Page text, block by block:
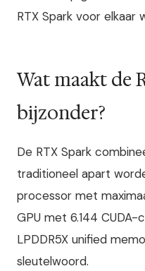
RTX Spark voor elkaar
Wat maakt de
bijzonder?
De RTX Spark
traditioneel apart
processor met
GPU met 6.144 CUDA-
LPDDR5X unified
sleutelwoord.